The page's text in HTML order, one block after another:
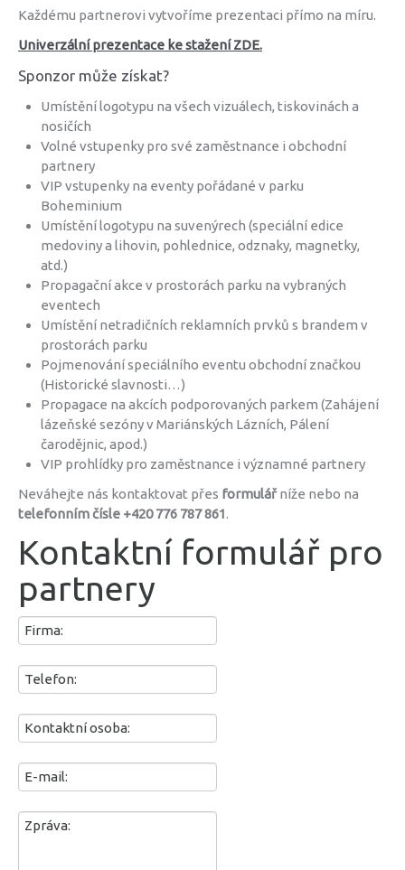
Každému partnerovi vytvoříme prezentaci přímo na míru.
Univerzální prezentace ke stažení ZDE.
Sponzor může získat?
Umístění logotypu na všech vizuálech, tiskovinách a
nosičích
Volné vstupenky pro své zaměstnance i obchodní
partnery
VIP vstupenky na eventy pořádané v parku
Boheminium
Umístění logotypu na suvenýrech (speciální edice
medoviny a lihovin, pohlednice, odznaky, magnetky,
atd.)
Propagační akce v prostorách parku na vybraných
eventech
Umístění netradičních reklamních prvků s brandem v
prostorách parku
Pojmenování speciálního eventu obchodní značkou
(Historické slavnosti…)
Propagace na akcích podporovaných parkem (Zahájení
lázeňské sezóny v Mariánských Lázních, Pálení
čarodějnic, apod.)
VIP prohlídky pro zaměstnance i významné partnery
Neváhejte nás kontaktovat přes formulář níže nebo na
telefonním čísle +420 776 787 861.
Kontaktní formulář pro
partnery